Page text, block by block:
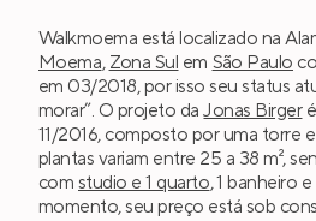
Walkmoema está localizado na
Moema, Zona Sul em São Paulo
em 03/2018, por isso seu status
morar”. O projeto daJonas Birger
11/2016, composto por uma torre
plantas variam entre 25 a 38 m²,
com studio e 1 quarto, 1 banheiro
momento, seu preço está sob